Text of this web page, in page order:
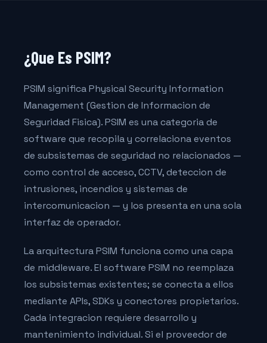
¿Que Es PSIM?
PSIM significa Physical Security Information
Management (Gestion de Informacion de
Seguridad Fisica). PSIM es una categoria de
software que recopila y correlaciona eventos
de subsistemas de seguridad no relacionados —
como control de acceso, CCTV, deteccion de
intrusiones, incendios y sistemas de
intercomunicacion — y los presenta en una sola
interfaz de operador.
La arquitectura PSIM funciona como una capa
de middleware. El software PSIM no reemplaza
los subsistemas existentes; se conecta a ellos
mediante APIs, SDKs y conectores propietarios.
Cada integracion requiere desarrollo y
mantenimiento individual. Si el proveedor de